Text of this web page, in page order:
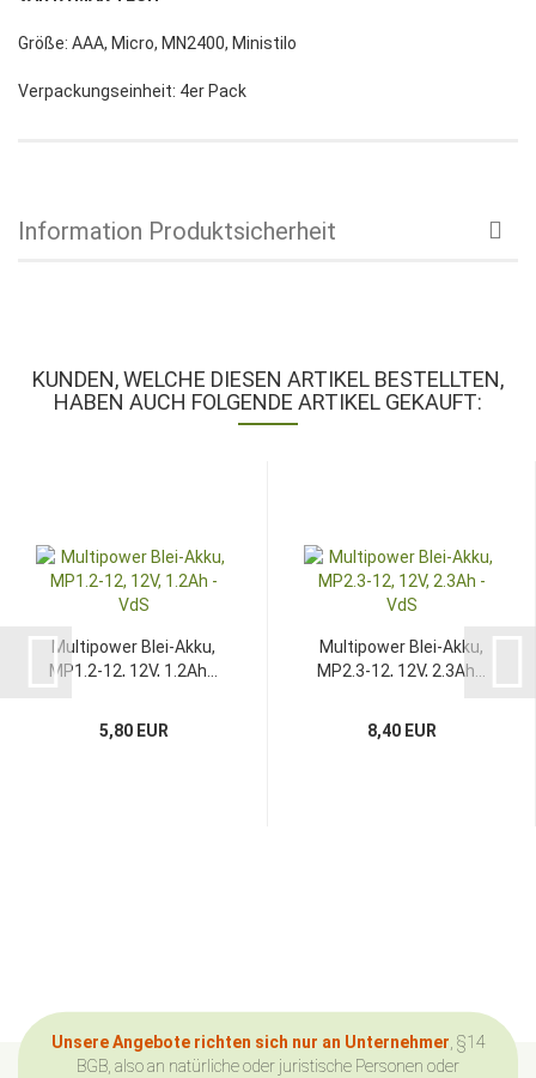
Größe: AAA, Micro, MN2400, Ministilo
Verpackungseinheit: 4er Pack
Information Produktsicherheit
KUNDEN, WELCHE DIESEN ARTIKEL BESTELLTEN,
HABEN AUCH FOLGENDE ARTIKEL GEKAUFT:
Multipower Blei-Akku,
MP1.2-12, 12V, 1.2Ah...
5,80 EUR
Multipower Blei-Akku,
MP2.3-12, 12V, 2.3Ah...
8,40 EUR
Unsere Angebote richten sich nur an Unternehmer , §14
BGB, also an natürliche oder juristische Personen oder